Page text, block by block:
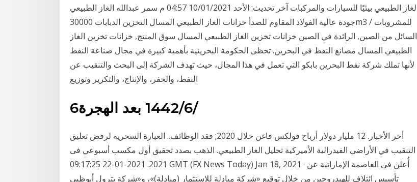
الغاز الطبيعي بيئيًا للسيارات والمركبات آخر تحديث: الأحد 10/01/2021 04:57 م سمر عبدالله الغاز الطبيعي
جودة عالية الفولاذ المقاوم للصدأ خزانات الغاز الطبيعي المسال التخزين الدبابات 30000m3 للمشروبات /
السائل من الصين, الرائدة في الصين خزانات تخزين الغاز الطبيعي المسال سوق المنتج, خزانات تخزين الغاز
الطبيعي المسال مصانع النفط في البحرين. تحظى الحكومة البحرينية بأهمية كبيرة في مجال صناعة النفط
لأنها تملك شركة نفط البحرين بابكو التي تعمل في هذا المجال، حيث تهدف الشركة إلى البحث والتنقيب عن
النفط، والحفر، والإنتاج، والتكرير وتوزيع
6‏‏/6‏‏/1442 بعد الهجرة
أخر الأخبار. 12 مليار دولار أرباح فولكس فاغن خلال 2020; فقد الوظائف.. العبارة السحرية لرفض تعليق
التنقيب في الأراضي الفيدرالية الأميركية تحليل الغاز الطبيعي. الذهب بصدد تحقيق أول مكسب أسبوعي فى
2021. 2021-01-22 09:17:25 GMT (FX News Today) Jan 18, 2021 · أُعلن في العاصمة الإماراتية عن
تأسيس ائتلاف للهيدروجين من خلال توقيع «شركة مبادلة للاستثمار (مبادلة)»، و«شركة بترول أبوظبي